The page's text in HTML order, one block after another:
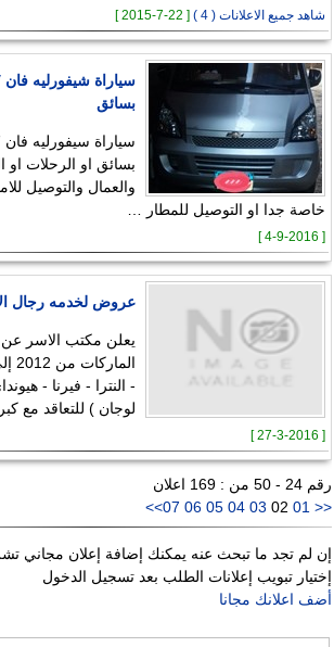
شاهد جميع الاعلانات ( 4 ) [ 22-7-2015 ]
بسائق
بسائق او الرحلات او
والعمال والتوصيل
خاصة جدا او التوصيل للمطار …
[ 4-9-2016 ]
عروض لخدمه رجال
يعلن مكتب الاسر عن
لوجان ) للتعاقد مع
[ 27-3-2016 ]
رقم 24 - 50 من : 169 اعلان
<<
01
02
04
05
06
>>
إن لم تجد ما تبحث عنه يمكنك إضافة إعلان مجاني
إختيار تبويب إعلانات الطلب بعد تسجيل الدخول
أضف اعلانك مجانا